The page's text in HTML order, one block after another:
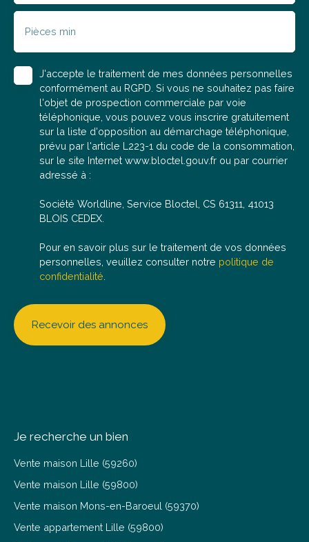
Pièces min
J'accepte le traitement de mes données personnelles
conformément au RGPD. Si vous ne souhaitez pas faire
l'objet de prospection commerciale par voie
téléphonique, vous pouvez vous inscrire gratuitement
sur la liste d'opposition au démarchage téléphonique,
prévu par l'article L223-1 du code de la consommation,
sur le site Internet www.bloctel.gouv.fr ou par courrier
adressé à :
Société Worldline, Service Bloctel, CS 61311, 41013
BLOIS CEDEX.
Pour en savoir plus sur le traitement de vos données
personnelles, veuillez consulter notre politique de
confidentialité
Recevoir des annonces
Je recherche un bien
Vente maison Lille (59260)
Vente maison Lille (59800)
Vente maison Mons-en-Baroeul (59370)
Vente appartement Lille (59800)